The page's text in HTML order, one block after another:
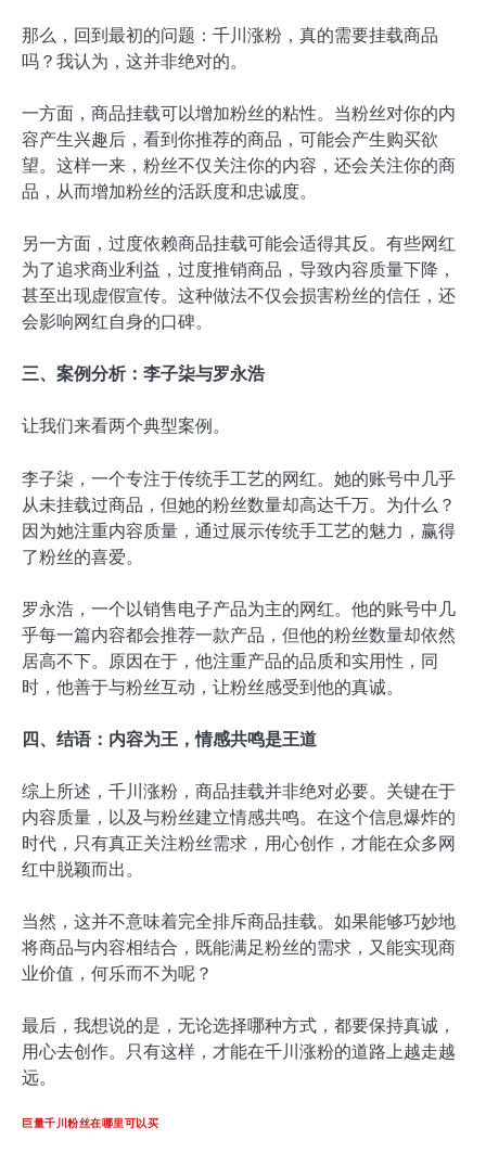
那么，回到最初的问题：千川涨粉，真的需要挂载商品
吗？我认为，这并非绝对的。
一方面，商品挂载可以增加粉丝的粘性。当粉丝对你的内
容产生兴趣后，看到你推荐的商品，可能会产生购买欲
望。这样一来，粉丝不仅关注你的内容，还会关注你的商
品，从而增加粉丝的活跃度和忠诚度。
另一方面，过度依赖商品挂载可能会适得其反。有些网红
为了追求商业利益，过度推销商品，导致内容质量下降，
甚至出现虚假宣传。这种做法不仅会损害粉丝的信任，还
会影响网红自身的口碑。
三、案例分析：李子柒与罗永浩
让我们来看两个典型案例。
李子柒，一个专注于传统手工艺的网红。她的账号中几乎
从未挂载过商品，但她的粉丝数量却高达千万。为什么？
因为她注重内容质量，通过展示传统手工艺的魅力，赢得
了粉丝的喜爱。
罗永浩，一个以销售电子产品为主的网红。他的账号中几
乎每一篇内容都会推荐一款产品，但他的粉丝数量却依然
居高不下。原因在于，他注重产品的品质和实用性，同
时，他善于与粉丝互动，让粉丝感受到他的真诚。
四、结语：内容为王，情感共鸣是王道
综上所述，千川涨粉，商品挂载并非绝对必要。关键在于
内容质量，以及与粉丝建立情感共鸣。在这个信息爆炸的
时代，只有真正关注粉丝需求，用心创作，才能在众多网
红中脱颖而出。
当然，这并不意味着完全排斥商品挂载。如果能够巧妙地
将商品与内容相结合，既能满足粉丝的需求，又能实现商
业价值，何乐而不为呢？
最后，我想说的是，无论选择哪种方式，都要保持真诚，
用心去创作。只有这样，才能在千川涨粉的道路上越走越
远。
巨量千川粉丝在哪里可以买